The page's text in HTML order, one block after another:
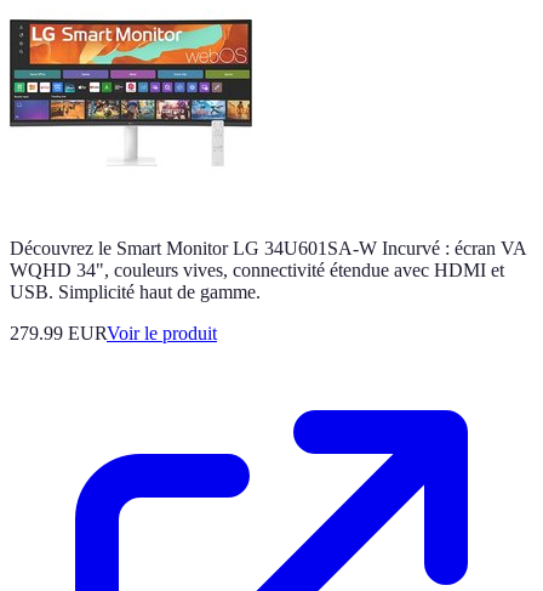
Découvrez le Smart Monitor LG 34U601SA-W Incurvé : écran VA
WQHD 34", couleurs vives, connectivité étendue avec HDMI et
USB. Simplicité haut de gamme.
279.99 EURVoir le produit